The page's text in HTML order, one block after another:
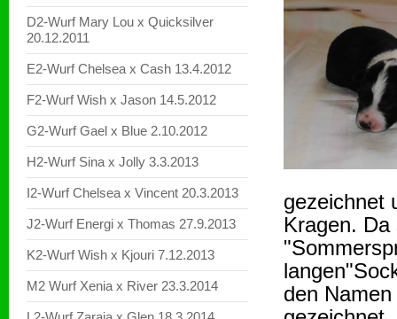
D2-Wurf Mary Lou x Quicksilver
20.12.2011
E2-Wurf Chelsea x Cash 13.4.2012
F2-Wurf Wish x Jason 14.5.2012
G2-Wurf Gael x Blue 2.10.2012
H2-Wurf Sina x Jolly 3.3.2013
I2-Wurf Chelsea x Vincent 20.3.2013
J2-Wurf Energi x Thomas 27.9.2013
K2-Wurf Wish x Kjouri 7.12.2013
M2 Wurf Xenia x River 23.3.2014
gezeichnet
Kragen.
den